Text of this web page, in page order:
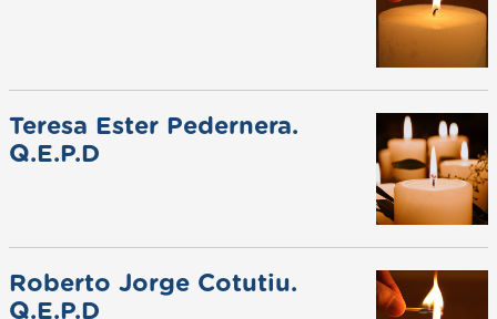
Teresa Ester Pedernera.
Q.E.P.D
Roberto Jorge Cotutiu.
Q.E.P.D